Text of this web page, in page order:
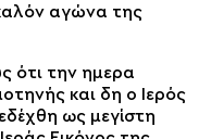
αγώνα της
ότι την ημερα
και δη ο Ιερός
ως μεγίστη